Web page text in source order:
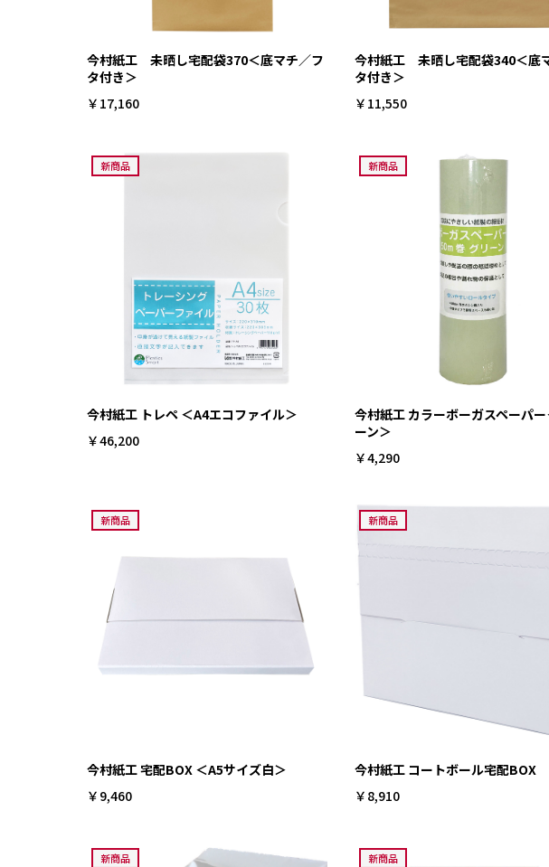
今村紙工 未晒し宅配袋370＜底マチ／フ
タ付き＞
￥17,160
今村紙工 未晒し宅配袋340＜底
タ付き＞
￥11,550
新商品
今村紙工 トレペ ＜A4エコファイル＞
￥46,200
新商品
今村紙工 カラーボーガスペーパー
ーン＞
￥4,290
新商品
今村紙工 宅配BOX ＜A5サイズ白＞
￥9,460
新商品
今村紙工 コートボール宅配BOX
￥8,910
新商品 新商品